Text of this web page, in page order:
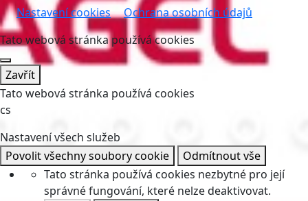
Nastavení cookies
Ochrana osobních údajů
Tato webová stránka používá cookies
Zavřít
Tato webová stránka používá cookies
cs
Nastavení všech služeb
Povolit všechny soubory cookie
Odmítnout vše
Tato stránka používá cookies nezbytné pro její
správné fungování, které nelze deaktivovat.